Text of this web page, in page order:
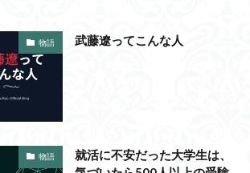
物語 武藤遼ってこんな人
物語
就活に不安だった大学生は、